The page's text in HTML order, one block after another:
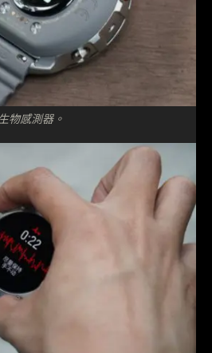
物感測器。